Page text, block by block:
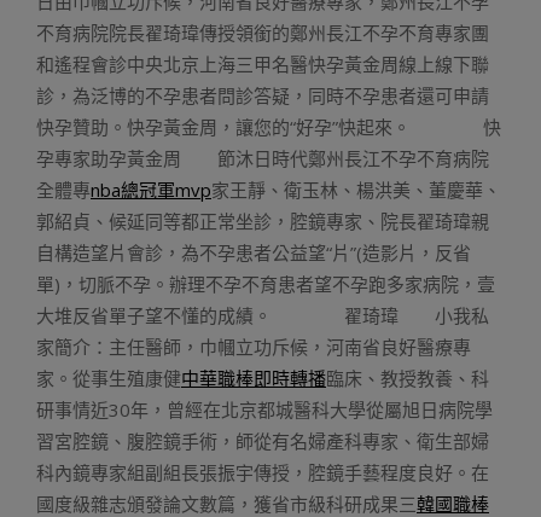
不育病院院長翟琦瑋傳授領銜的鄭州長江不孕不育專家團
和遙程會診中央北京上海三甲名醫快孕黃金周線上線下聯
診，為泛博的不孕患者問診答疑，同時不孕患者還可申請
快孕贊助。快孕黃金周，讓您的“好孕”快起來。 快
孕專家助孕黃金周 節沐日時代鄭州長江不孕不育病院
全體專nba總冠軍mvp家王靜、衛玉林、楊洪美、董慶華、
郭紹貞、候延同等都正常坐診，腔鏡專家、院長翟琦瑋親
自構造望片會診，為不孕患者公益望“片”(造影片，反省
單)，切脈不孕。辦理不孕不育患者望不孕跑多家病院，壹
大堆反省單子望不懂的成績。 翟琦瑋 小我私
家簡介：主任醫師，巾幗立功斥候，河南省良好醫療專
家。從事生殖康健中華職棒即時轉播臨床、教授教養、科
研事情近30年，曾經在北京都城醫科大學從屬旭日病院學
習宮腔鏡、腹腔鏡手術，師從有名婦產科專家、衛生部婦
科內鏡專家組副組長張振宇傳授，腔鏡手藝程度良好。在
國度級雜志頒發論文數篇，獲省市級科研成果三韓國職棒